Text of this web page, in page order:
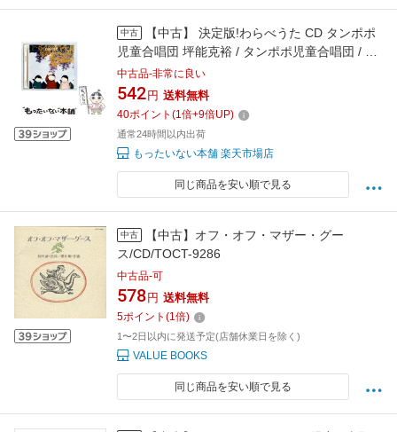
中古
【中古】 決定版!わらべうた CD タンポポ
児童合唱団 坪能克裕 / タンポポ児童合唱団 / キ
ングレコード [CD]【メール便送料無料】【最短
翌日配達対応】
中古品-非常に良い
542 円 送料無料
40ポイント (1倍+9倍UP)
通常24時間以内出荷
もったいない本舗 楽天市場店
同じ商品を安い順で見る
中古
【中古】オフ・オフ・マザー・グー
ス/CD/TOCT-9286
中古品-可
578 円 送料無料
5ポイント (1倍)
1〜2日以内に発送予定(店舗休業日を除く)
VALUE BOOKS
同じ商品を安い順で見る